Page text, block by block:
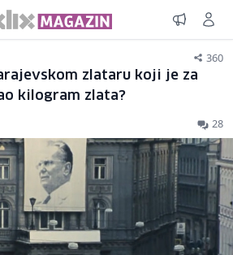
360
zlataru koji je za
kilogram zlata?
28